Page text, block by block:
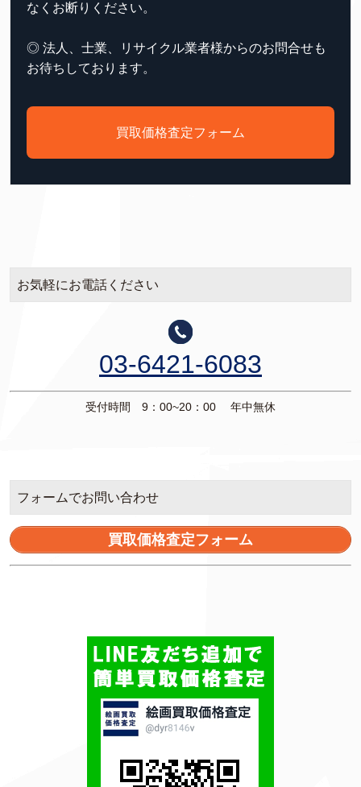
なくお断りください。
◎ 法人、士業、リサイクル業者様からのお問合せも
お待ちしております。
買取価格査定フォーム
お気軽にお電話ください
03-6421-6083
受付時間 9：00~20：00 年中無休
フォームでお問い合わせ
買取価格査定フォーム